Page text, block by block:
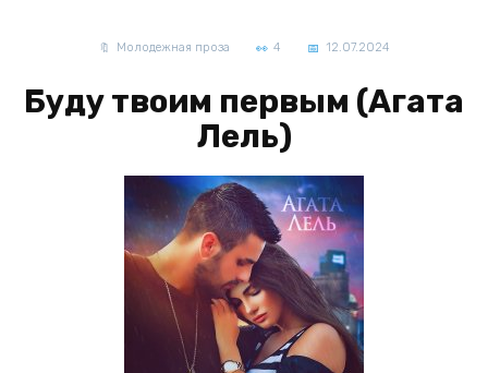
Молодежная проза 4 12.07.2024
Буду твоим первым (Агата
Лель)